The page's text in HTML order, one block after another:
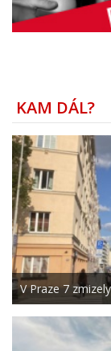
KAM DÁL?
V Praze 7